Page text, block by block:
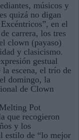
músicos y
quizá no digan
en el
carrera, los tres
clown (payaso)
y clasicismo.
gestual
escena, el trío de
domingo, la
de Clown
Pot
que recogieron
y los
estilo de “lo mejor